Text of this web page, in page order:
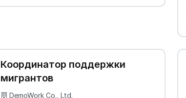
Координатор поддержки
мигрантов
DemoWork Co., Ltd.